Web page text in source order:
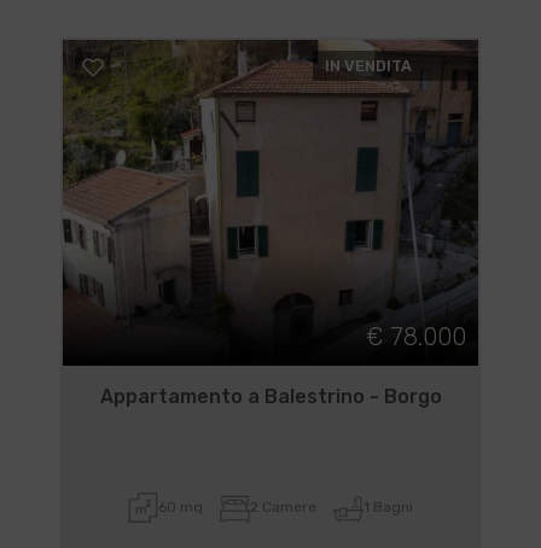
IN VENDITA
€ 78.000
Appartamento a Balestrino - Borgo
60 mq 2 Camere 1 Bagni